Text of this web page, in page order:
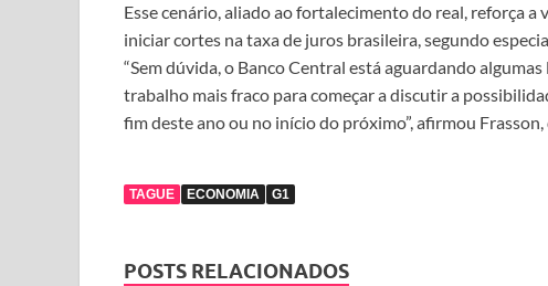
Esse cenário, aliado ao fortalecimento do real, reforça
iniciar cortes na taxa de juros brasileira, segundo
“Sem dúvida, o Banco Central está aguardando
trabalho mais fraco para começar a discutir a
fim deste ano ou no início do próximo”, afirmou Frasson,
TAGUE ECONOMIA G1
POSTS RELACIONADOS